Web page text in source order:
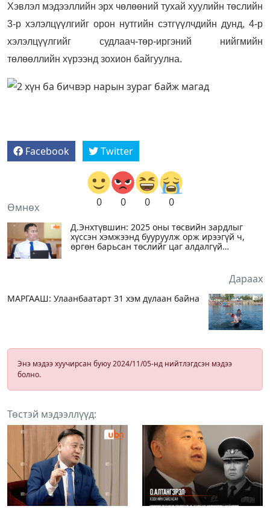
Хэвлэл мэдээллийн эрх чөлөөний тухай хуулийн төслийн
3-р хэлэлцүүлгийг орон нутгийн сэтгүүлчдийн дунд, 4-р
хэлэлцүүлгийг судлаач-төр-иргэний нийгмийн
төлөөллийн хүрээнд зохион байгуулна.
Facebook Twitter
0 0 0 0
Өмнөх
Д.Энхтүвшин: 2025 оны төсвийн зардлыг
хүссэн хэмжээнд бууруулж орж ирээгүй ч,
өргөн барьсан төслийг цаг алдалгүй
Дараах
МАРГААШ: Улаанбаатарт 31 хэм дулаан байна
Энэ мэдээ хуучирсан буюу 2024/11/05-нд нийтлэгдсэн мэдээ
болно.
Төстэй мэдээллүүд: